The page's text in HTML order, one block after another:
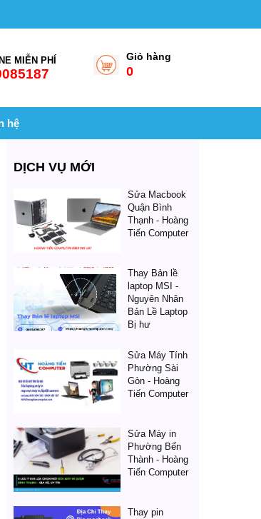
Giỏ hàng
0
MIỄN PHÍ
hệ
DỊCH VỤ MỚI
Sửa Macbook
Quận Bình
Thạnh - Hoàng
Tiến Computer
Thay Bản lề
laptop MSI -
Nguyên Nhân
Bản Lề Laptop
Bị hư
Sửa Máy Tính
Phường Sài
Gòn - Hoàng
Tiến Computer
Sửa Máy in
Phường Bến
Thành - Hoàng
Tiến Computer
Thay pin